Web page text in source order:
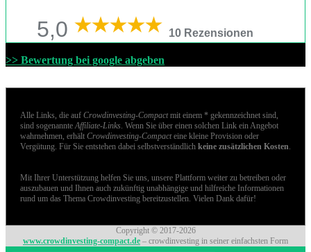
5,0 10 Rezensionen
>> Bewertung bei google abgeben
Alle Links, die auf Crowdinvesting-Compactmit einem * gekennzeichnet sind,
sind sogenannte Affiliate-Links . Wenn Sie über einen solchen Link ein Angebot
wahrnehmen, erhält Crowdinvesting-Compacteine kleine Provision oder
Vergütung. Für Sie entstehen dabei selbstverständlich keine zusätzlichen Kosten
Mit Ihrer Unterstützung helfen Sie uns, unsere Plattform weiter zu betreiben oder
auszubauen und Ihnen auch zukünftig unabhängige und hilfreiche Informationen
rund um das Thema Crowdinvesting bereitzustellen. Vielen Dank dafür!
Copyright © 2017-2026
www.crowdinvesting-compact.de – crowdinvesting in seiner einfachsten Form